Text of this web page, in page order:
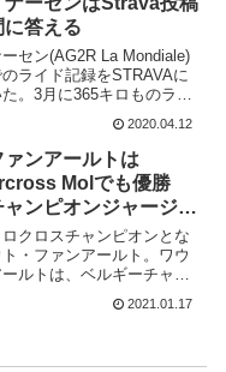
答える
セン(AG2R La Mondiale)
ライド記録をSTRAVAに
。3月に365キロものライ
は皆の驚きを誘った。だ
ドは乗れない場所にいるラ
っていて良いのかとい
2020.04.12
ァンアールトは
Molでも優勝
ンピオンジャージを
クロスチャンピオンとな
・ファンアールト。ワウ
ールトは、ベルギーチャン
ジを着てZilvermeercross
ロスレースに出場。ベルギ
2021.01.17